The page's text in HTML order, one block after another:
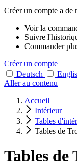
Créer un compte a de
Voir la
Suivre
Commander
Créer un compte
Deutsch
Aller au contenu
Accueil
Intérieur
Tables
Tables de
Tables